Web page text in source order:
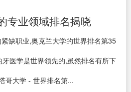
专业领域排名揭晓
缺职业,奥克兰大学的世界排名第35
医学是世界领先的,虽然排名有所下
哥大学 - 世界排名第...